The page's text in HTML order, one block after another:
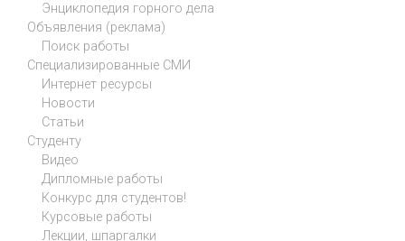
Энциклопедия горного дела
Объявления (реклама)
Поиск работы
Специализированные СМИ
Интернет ресурсы
Новости
Статьи
Студенту
Видео
Дипломные работы
Конкурс для студентов!
Курсовые работы
Лекции, шпаргалки